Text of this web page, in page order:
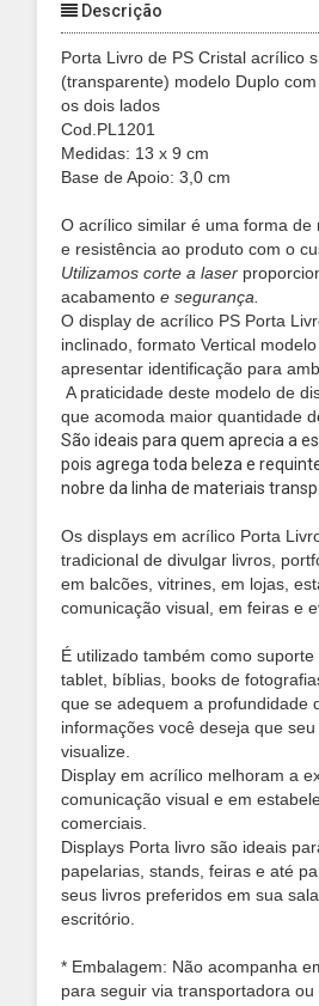
Descrição
Porta Livro de PS Cristal acrílico
(transparente) modelo Duplo
os dois lados
Cod.PL1201
Medidas: 13 x 9 cm
Base de Apoio: 3,0 cm
O acrílico similar é uma forma de
e resistência ao produto com o
Utilizamos corte a laser
acabamento e segurança.
O display de acrílico PS Porta
inclinado, formato Vertical modelo
apresentar identificação para
A praticidade deste modelo de
que acomoda maior quantidade
São ideais para quem aprecia a
pois agrega toda beleza e
nobre da linha de materiais
Os displays em acrílico Porta
tradicional de divulgar livros,
em balcões, vitrines, em lojas,
comunicação visual, em feiras e
É utilizado também como
tablet, bíblias, books de
que se adequem a profundidade
informações você deseja que
visualize.
Display em acrílico melhoram a
comunicação visual e em
comerciais.
Displays Porta livro são ideais
papelarias, stands, feiras e até
seus livros preferidos em sua
escritório.
* Embalagem: Não acompanha
para seguir via transportadora